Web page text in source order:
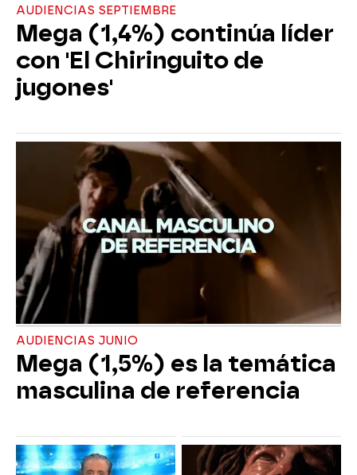
AUDIENCIAS SEPTIEMBRE
Mega (1,4%) continúa líder
con 'El Chiringuito de
jugones'
AUDIENCIAS JUNIO
Mega (1,5%) es la temática
masculina de referencia